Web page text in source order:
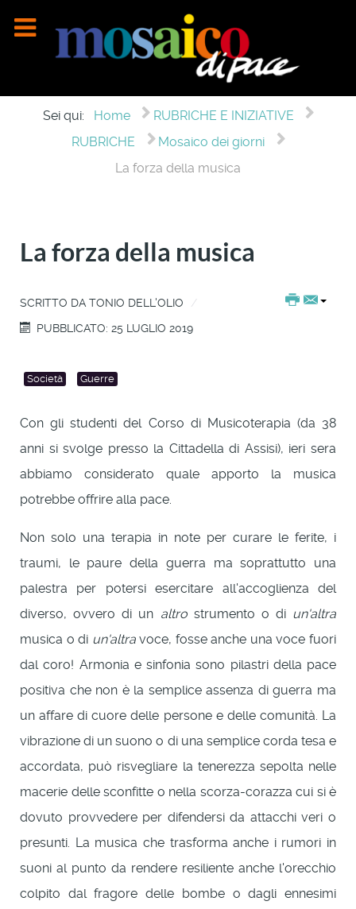
Sei qui: Home
RUBRICHE E INIZIATIVE
RUBRICHE
Mosaico dei giorni
La forza della musica
La forza della musica
SCRITTO DA TONIO DELL'OLIO
PUBBLICATO: 25 LUGLIO 2019
Società Guerre
Con gli studenti del Corso di Musicoterapia (da 38
anni si svolge presso la Cittadella di Assisi), ieri sera
abbiamo considerato quale apporto la musica
potrebbe offrire alla pace.
Non solo una terapia in note per curare le ferite, i
traumi, le paure della guerra ma soprattutto una
palestra per potersi esercitare all'accoglienza del
diverso, ovvero di un altrostrumento o di un'altra
musica o di un'altravoce, fosse anche una voce fuori
dal coro! Armonia e sinfonia sono pilastri della pace
positiva che non è la semplice assenza di guerra ma
un affare di cuore delle persone e delle comunità. La
vibrazione di un suono o di una semplice corda tesa e
accordata, può risvegliare la tenerezza sepolta nelle
macerie delle sconfitte o nella scorza-corazza cui si è
dovuto provvedere per difendersi da attacchi veri o
presunti. La musica che trasforma anche i rumori in
suoni al punto da rendere resiliente anche l'orecchio
colpito dal fragore delle bombe o dagli ennesimi